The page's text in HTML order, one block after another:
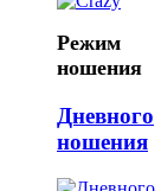
Режим
ношения
Дневного
ношения